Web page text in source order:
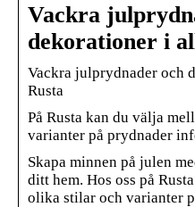
Vackra
dekorationer i
Vackra julprydnader och
Rusta
På Rusta kan du välja
varianter på prydnader
Skapa minnen på julen
ditt hem. Hos oss på
olika stilar och varianter